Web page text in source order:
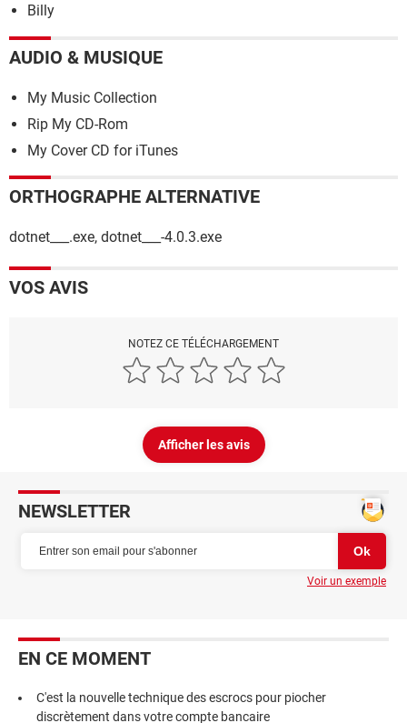
Billy
AUDIO & MUSIQUE
My Music Collection
Rip My CD-Rom
My Cover CD for iTunes
ORTHOGRAPHE ALTERNATIVE
dotnet___.exe, dotnet___-4.0.3.exe
VOS AVIS
NOTEZ CE TÉLÉCHARGEMENT
Afficher les avis
NEWSLETTER
Voir un exemple
EN CE MOMENT
C'est la nouvelle technique des escrocs pour piocher
discrètement dans votre compte bancaire